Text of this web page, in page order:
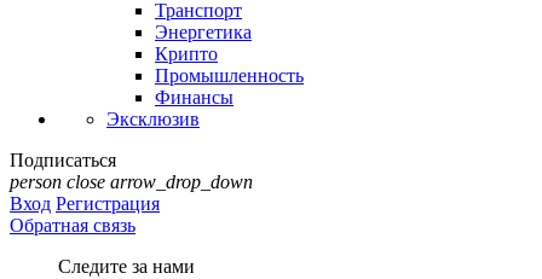
Транспорт
Энергетика
Крипто
Промышленность
Финансы
Эксклюзив
Подписаться
person close arrow_drop_down
Вход Регистрация
Обратная связь
Следите за нами